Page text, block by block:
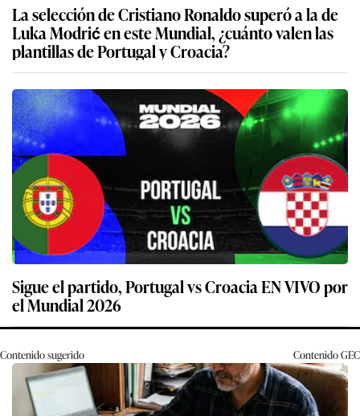
La selección de Cristiano Ronaldo superó a la de
Luka Modrić en este Mundial, ¿cuánto valen las
plantillas de Portugal y Croacia?
Sigue el partido, Portugal vs Croacia EN VIVO por
el Mundial 2026
Contenido sugerido ContenidoGEC